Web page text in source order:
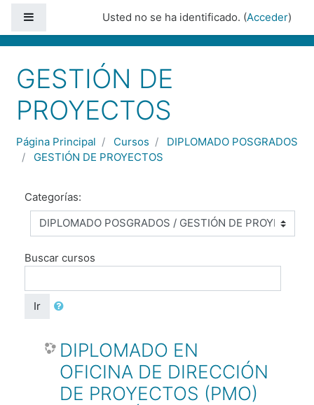
Usted no se ha identificado. (Acceder)
GESTIÓN DE
PROYECTOS
Página Principal Cursos
DIPLOMADO POSGRADOS
GESTIÓN DE PROYECTOS
Categorías:
Buscar cursos
Ir
DIPLOMADO EN
OFICINA DE DIRECCIÓN
DE PROYECTOS (PMO)